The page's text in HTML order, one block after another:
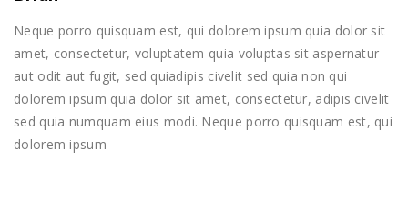
Neque porro quisquam est, qui dolorem ipsum quia dolor sit
amet, consectetur, voluptatem quia voluptas sit aspernatur
aut odit aut fugit, sed quiadipis civelit sed quia non qui
dolorem ipsum quia dolor sit amet, consectetur, adipis civelit
sed quia numquam eius modi. Neque porro quisquam est, qui
dolorem ipsum